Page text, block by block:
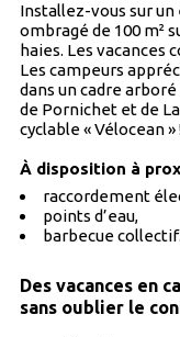
Installez-vous sur
ombragé de 100 m²
haies. Les vacances
Les campeurs
dans un cadre
de Pornichet et de
cyclable « Vélocean »
À disposition à
raccordement
points d’eau,
barbecue
Des vacances en
sans oublier le